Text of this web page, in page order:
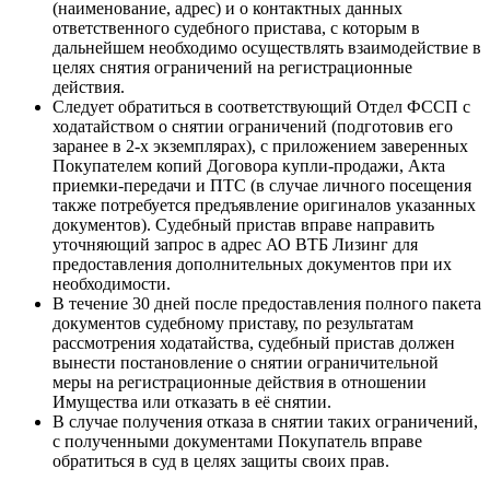
(наименование, адрес) и о контактных данных
ответственного судебного пристава, с которым в
дальнейшем необходимо осуществлять взаимодействие в
целях снятия ограничений на регистрационные
действия.
Следует обратиться в соответствующий Отдел ФССП с
ходатайством о снятии ограничений (подготовив его
заранее в 2-х экземплярах), с приложением заверенных
Покупателем копий Договора купли-продажи, Акта
приемки-передачи и ПТС (в случае личного посещения
также потребуется предъявление оригиналов указанных
документов). Судебный пристав вправе направить
уточняющий запрос в адрес АО ВТБ Лизинг для
предоставления дополнительных документов при их
необходимости.
В течение 30 дней после предоставления полного пакета
документов судебному приставу, по результатам
рассмотрения ходатайства, судебный пристав должен
вынести постановление о снятии ограничительной
меры на регистрационные действия в отношении
Имущества или отказать в её снятии.
В случае получения отказа в снятии таких ограничений,
с полученными документами Покупатель вправе
обратиться в суд в целях защиты своих прав.